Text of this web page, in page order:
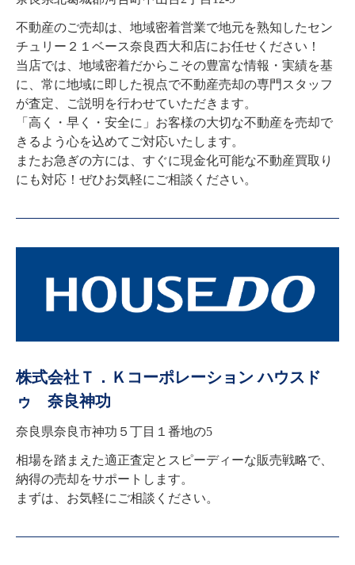
不動産のご売却は、地域密着営業で地元を熟知したセン
チュリー２１ベース奈良西大和店にお任せください！
当店では、地域密着だからこその豊富な情報・実績を基
に、常に地域に即した視点で不動産売却の専門スタッフ
が査定、ご説明を行わせていただきます。
「高く・早く・安全に」お客様の大切な不動産を売却で
きるよう心を込めてご対応いたします。
またお急ぎの方には、すぐに現金化可能な不動産買取り
にも対応！ぜひお気軽にご相談ください。
株式会社Ｔ．Ｋコーポレーション ハウスド
ゥ 奈良神功
奈良県奈良市神功５丁目１番地の5
相場を踏まえた適正査定とスピーディーな販売戦略で、
納得の売却をサポートします。
まずは、お気軽にご相談ください。